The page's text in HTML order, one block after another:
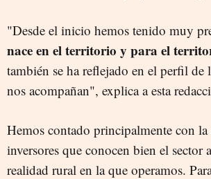
"Desde el inicio hemos tenido muy
nace en el territorio y para el
también se ha reflejado en el perfil de
nos acompañan", explica a esta
Hemos contado principalmente con
inversores que conocen bien el sector
realidad rural en la que operamos.